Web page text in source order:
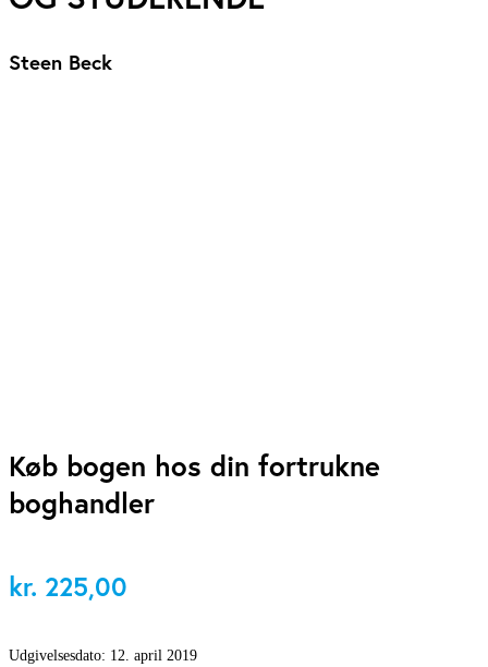
Steen Beck
Køb bogen hos din fortrukne
boghandler
kr. 225,00
Udgivelsesdato: 12. april 2019